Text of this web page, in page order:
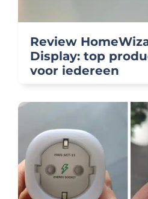
Review
Display: top
voor iedereen